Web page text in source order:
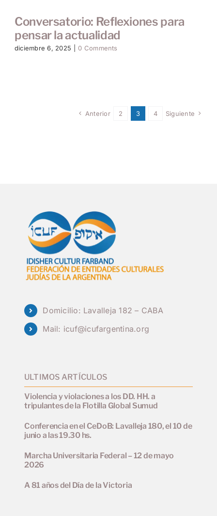
Conversatorio: Reflexiones para
pensar la actualidad
diciembre 6, 2025 0 Comments
Anterior 2 3 4 Siguiente
Domicilio: Lavalleja 182 – CABA
Mail: icuf@icufargentina.org
ULTIMOS ARTÍCULOS
Violencia y violaciones a los DD. HH. a
tripulantes de la Flotilla Global Sumud
Conferencia en el CeDoB: Lavalleja 180, el 10 de
junio a las 19.30 hs.
Marcha Universitaria Federal – 12 de mayo
2026
A 81 años del Día de la Victoria